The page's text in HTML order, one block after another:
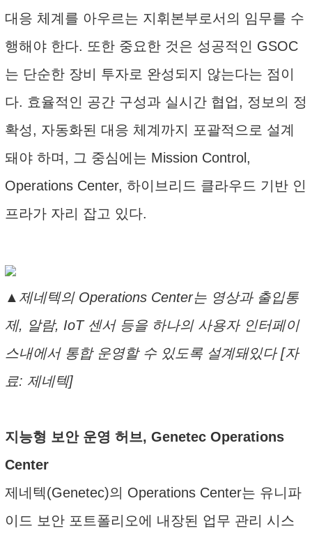
대응 체계를 아우르는 지휘본부로서의 임무를 수
행해야 한다. 또한 중요한 것은 성공적인 GSOC
는 단순한 장비 투자로 완성되지 않는다는 점이
다. 효율적인 공간 구성과 실시간 협업, 정보의 정
확성, 자동화된 대응 체계까지 포괄적으로 설계
돼야 하며, 그 중심에는 Mission Control,
Operations Center, 하이브리드 클라우드 기반 인
프라가 자리 잡고 있다.
▲제네텍의 Operations Center는 영상과 출입통
제, 알람, IoT 센서 등을 하나의 사용자 인터페이
스내에서 통합 운영할 수 있도록 설계돼있다 [자
료: 제네텍]
지능형 보안 운영 허브, Genetec Operations
Center
제네텍(Genetec)의 Operations Center는 유니파
이드 보안 포트폴리오에 내장된 업무 관리 시스